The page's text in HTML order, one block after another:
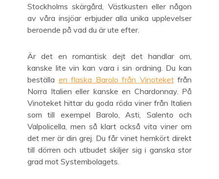
Stockholms skärgård, Västkusten eller någon
av våra insjöar erbjuder alla unika upplevelser
beroende på vad du är ute efter.
Är det en romantisk dejt det handlar om,
kanske lite vin kan vara i sin ordning. Du kan
beställa en flaska Barolo från Vinoteketfrån
Norra Italien eller kanske en Chardonnay. På
Vinoteket hittar du goda röda viner från Italien
som till exempel Barolo, Asti, Salento och
Valpolicella, men så klart också vita viner om
det mer är din grej. Du får vinet hemkört direkt
till dörren och utbudet skiljer sig i ganska stor
grad mot Systembolagets.